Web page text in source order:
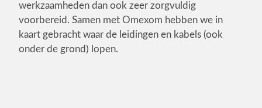
werkzaamheden dan ook zeer zorgvuldig
voorbereid. Samen met Omexom hebben we in
kaart gebracht waar de leidingen en kabels (ook
onder de grond) lopen.